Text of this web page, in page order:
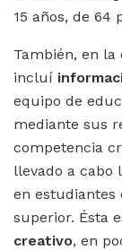
15 años, de 64
También, en
incluí
equipo de
mediante sus
competencia
llevado a cabo
en estudiantes
superior. Ésta
creativo, en